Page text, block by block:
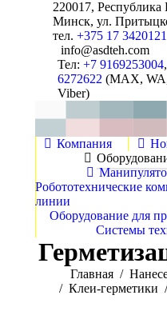
220017, Республика
Минск, ул.
тел. +375 17 3420121
info@asdteh.com
Тел: +7 9169253004,
6272622 (MAX,
Viber)
Компания
Робототехнические
линии
Оборудование для
Системы
Вы здесь:Главная
Клеи-герметики